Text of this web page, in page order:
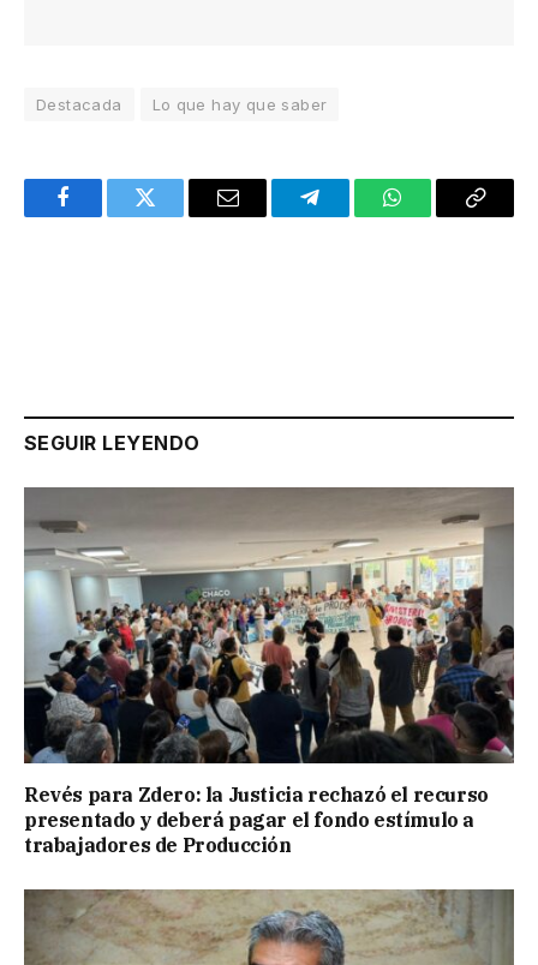
Destacada Lo que hay que saber
FacebookTwitter Email TelegramWhatsAppCopy
SEGUIR LEYENDO
Revés para Zdero: la Justicia rechazó el recurso
presentado y deberá pagar el fondo estímulo a
trabajadores de Producción